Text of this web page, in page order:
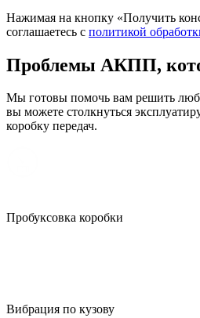
Нажимая на кнопку «Получить
соглашаетесь с политикой
Проблемы АКПП,
Мы готовы помочь вам решить
вы можете столкнуться
коробку передач.
Пробуксовка коробки
Вибрация по кузову